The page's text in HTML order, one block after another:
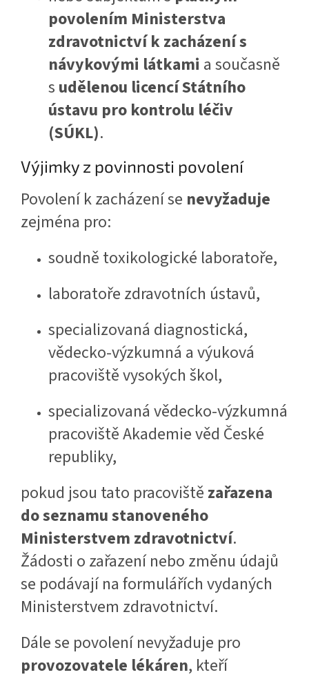
povolením Ministerstva
zdravotnictví k zacházení s
návykovými látkami a současně
s udělenou licencí Státního
ústavu pro kontrolu léčiv
(SÚKL).
Výjimky z povinnosti povolení
Povolení k zacházení se nevyžaduje
zejména pro:
soudně toxikologické laboratoře,
laboratoře zdravotních ústavů,
specializovaná diagnostická,
vědecko-výzkumná a výuková
pracoviště vysokých škol,
specializovaná vědecko-výzkumná
pracoviště Akademie věd České
republiky,
pokud jsou tato pracoviště zařazena
do seznamu stanoveného
Ministerstvem zdravotnictví.
Žádosti o zařazení nebo změnu údajů
se podávají na formulářích vydaných
Ministerstvem zdravotnictví.
Dále se povolení nevyžaduje pro
provozovatele lékáren, kteří